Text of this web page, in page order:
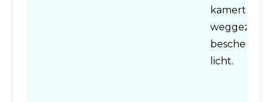
weggezet,
beschermd
licht.